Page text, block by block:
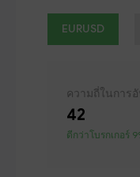
EURUSD
ความถี่ในการ
42
ดีกว่าโบรกเกอร์